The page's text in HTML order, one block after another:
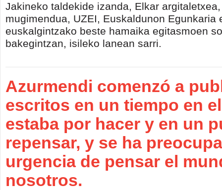
Jakineko taldekide izanda, Elkar
mugimendua, UZEI, Euskaldunon Egunkaria
euskalgintzako beste hamaika egitasmoen
bakegintzan, isileko lanean sarri.
Azurmendi comenzó a
escritos en un tiempo en
estaba por hacer y en un
repensar, y se ha
urgencia de pensar el
nosotros.